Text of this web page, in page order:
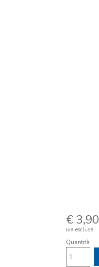
€ 3,90
iva esclusa
Quantità